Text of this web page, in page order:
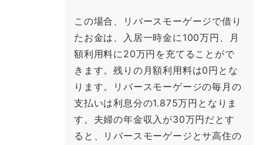
この場合、リバースモーゲージで借り
たお金は、入居一時金に100万円、月
額利用料に20万円を充てることがで
きます。残りの月額利用料は0円とな
ります。リバースモーゲージの毎月の
支払いは利息分の1.875万円となりま
す。夫婦の年金収入が30万円だとす
ると、リバースモーゲージとサ高住の